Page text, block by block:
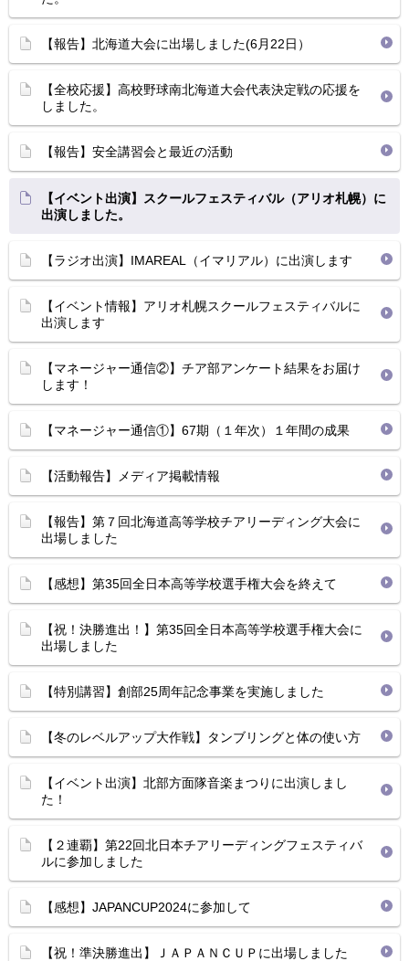
【報告】北海道大会に出場しました(6月22日）
【全校応援】高校野球南北海道大会代表決定戦の応援を
しました。
【報告】安全講習会と最近の活動
【イベント出演】スクールフェスティバル（アリオ札幌）に
出演しました。
【ラジオ出演】IMAREAL（イマリアル）に出演します
【イベント情報】アリオ札幌スクールフェスティバルに
出演します
【マネージャー通信②】チア部アンケート結果をお届け
します！
【マネージャー通信①】67期（１年次）１年間の成果
【活動報告】メディア掲載情報
【報告】第７回北海道高等学校チアリーディング大会に
出場しました
【感想】第35回全日本高等学校選手権大会を終えて
【祝！決勝進出！】第35回全日本高等学校選手権大会に
出場しました
【特別講習】創部25周年記念事業を実施しました
【冬のレベルアップ大作戦】タンブリングと体の使い方
【イベント出演】北部方面隊音楽まつりに出演しまし
た！
【２連覇】第22回北日本チアリーディングフェスティバ
ルに参加しました
【感想】JAPANCUP2024に参加して
【祝！準決勝進出】ＪＡＰＡＮＣＵＰに出場しました